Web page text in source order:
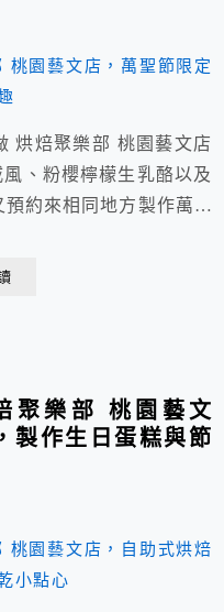
烘焙聚樂部 桃園藝文店
、粉櫻檸檬生乳酪以及
約來相同地方製作萬聖
喜，每個季節或不同節
聚樂部 桃園藝文
製作生日蛋糕與節